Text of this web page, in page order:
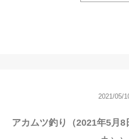
2021/05/
アカムツ釣り（2021年5月